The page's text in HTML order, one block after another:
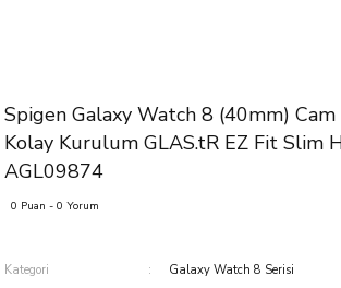
Spigen Galaxy Watch 8 (40mm)
Kolay Kurulum GLAS.tR EZ Fit Slim
AGL09874
0 Puan - 0 Yorum
Kategori
Galaxy Watch 8 Serisi